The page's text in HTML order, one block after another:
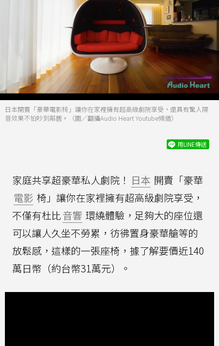
日本開賣「豪華電影椅」讓你在家裡擁有超高級劇院享受，還具有驚人隔
音效果不怕吵到鄰居。（圖／翻攝Audio Heart Youtube頻道）
用LINE傳送
家庭共享超豪華私人劇院！ 日本 開賣「豪華
電影 椅」讓你在家裡擁有超高級劇院享受，
不僅有杜比音響 環繞體驗，足夠大的座位還
可以讓人久坐不勞累，彷彿置身豪華艙等的
放鬆感，這樣的一張座椅，據了解要價近140
萬日幣（約台幣31萬元）。